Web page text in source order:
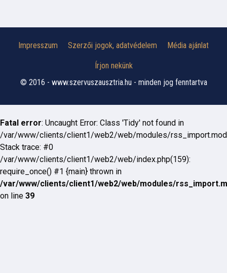
Impresszum Szerzői jogok, adatvédelem Média ajánlat
Írjon nekünk
© 2016 - www.szervuszausztria.hu - minden jog fenntartva
Fatal error: Uncaught Error: Class 'Tidy' not found in
/var/www/clients/client1/web2/web/modules/
Stack trace: #0
/var/www/clients/client1/web2/web/index.php(159):
require_once() #1 {main} thrown in
/var/www/clients/client1/web2/web/modules/
on line 39